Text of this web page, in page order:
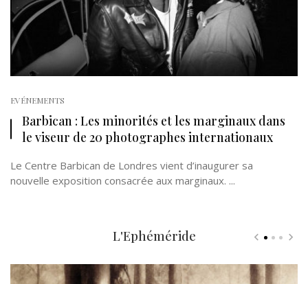
EVÉNEMENTS
Barbican : Les minorités et les marginaux dans
le viseur de 20 photographes internationaux
Le Centre Barbican de Londres vient d’inaugurer sa
nouvelle exposition consacrée aux marginaux. ...
L'Ephéméride